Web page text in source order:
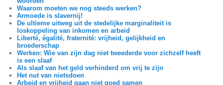
Waarom moeten we nog steeds werken?
Armoede is slavernij!
De ultieme uitweg uit de stedelijke marginaliteit is
loskoppeling van inkomen en arbeid
Liberté, égalité, fraternité: vrijheid, gelijkheid en
broederschap
Werken: Wie van zijn dag niet tweederde voor zichzelf heeft
is een slaaf
Als slaaf van het geld verhinderd om vrij te zijn
Het nut van nietsdoen
Arbeid en vrijheid gaan niet goed samen